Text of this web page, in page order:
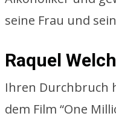
seine Frau und
Raquel Welch
Ihren Durchbruch
dem Film “One